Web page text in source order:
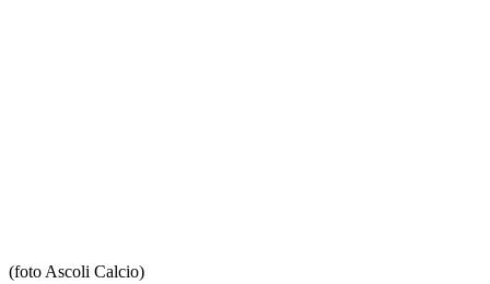
(foto Ascoli Calcio)